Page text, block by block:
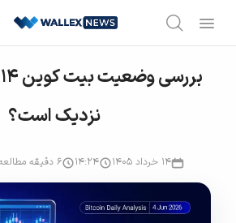
content
نزدیک است؟
۱۴ خرداد ۱۴۰۵ ۱۴:۲۴ 6 دقیقه مطالعه